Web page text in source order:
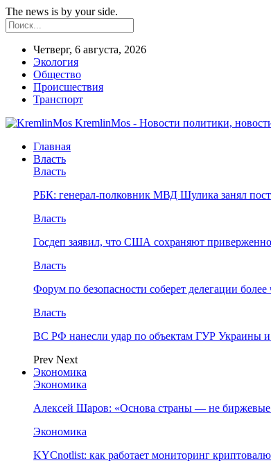
The news is by your side.
Четверг, 6 августа, 2026
Экология
Общество
Происшествия
Транспорт
KremlinMos - Новости политики,
Главная
Власть
Власть
РБК: генерал-полковник МВД Шулика занял
Власть
Госдеп заявил, что США сохраняют
Власть
Форум по безопасности соберет делегации более
Власть
ВС РФ нанесли удар по объектам ГУР Украины
Prev Next
Экономика
Экономика
Алексей Шаров: «Основа страны — не биржевые
Экономика
KYCnotlist: как работает мониторинг